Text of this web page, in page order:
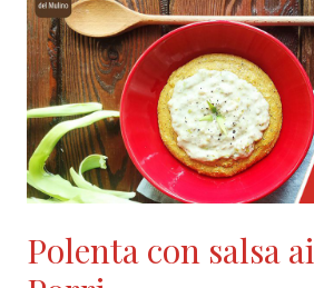
Polenta con salsa ai